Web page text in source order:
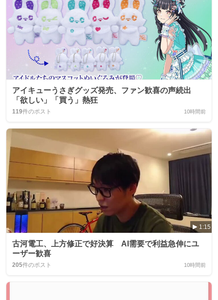
アイキューうさぎグッズ発売、ファン歓喜の声続出
「欲しい」「買う」熱狂
119件のポスト 10時間前
1:15
古河電工、上方修正で好決算 AI需要で利益急伸にユ
ーザー歓喜
205件のポスト 10時間前